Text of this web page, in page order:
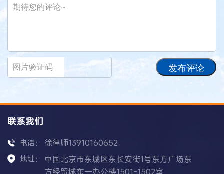
发布评论
联系我们
电话： 徐律师13910160652
地址：
中国北京市东城区东长安街1号东方广场东
方经贸城东一办公楼1501-1502室